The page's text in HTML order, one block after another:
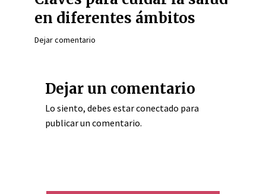
en diferentes ámbitos
Dejar comentario
Dejar un comentario
Lo siento, debes estarconectado para
publicar un comentario.